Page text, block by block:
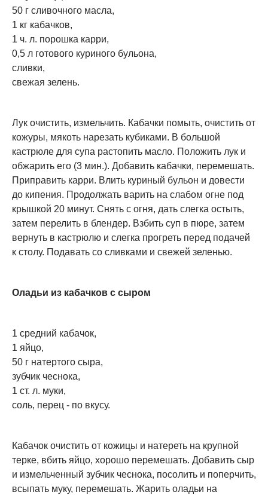
50 г сливочного масла,
1 кг кабачков,
1 ч. л. порошка карри,
0,5 л готового куриного бульона,
сливки,
свежая зелень.
Лук очистить, измельчить. Кабачки помыть, очистить от
кожуры, мякоть нарезать кубиками. В большой
кастрюле для супа растопить масло. Положить лук и
обжарить его (3 мин.). Добавить кабачки, перемешать.
Приправить карри. Влить куриный бульон и довести
до кипения. Продолжать варить на слабом огне под
крышкой 20 минут. Снять с огня, дать слегка остыть,
затем перелить в блендер. Взбить суп в пюре, затем
вернуть в кастрюлю и слегка прогреть перед подачей
к столу. Подавать со сливками и свежей зеленью.
Оладьи из кабачков с сыром
1 средний кабачок,
1 яйцо,
50 г натертого сыра,
зубчик чеснока,
1 ст. л. муки,
соль, перец - по вкусу.
Кабачок очистить от кожицы и натереть на крупной
терке, вбить яйцо, хорошо перемешать. Добавить сыр
и измельченный зубчик чеснока, посолить и поперчить,
всыпать муку, перемешать. Жарить оладьи на